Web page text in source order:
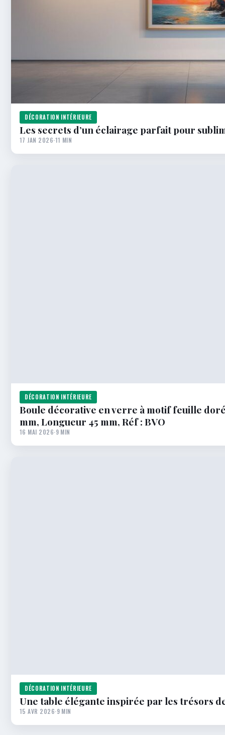
DÉCORATION INTÉRIEURE
Les secrets d’un éclairage parfait pour
17 JAN 2026·11 MIN
DÉCORATION INTÉRIEURE
Boule décorative en verre à motif feuille
mm, Longueur 45 mm, Réf : BVO
16 MAI 2026·9 MIN
DÉCORATION INTÉRIEURE
Une table élégante inspirée par les trésors
15 AVR 2026·9 MIN